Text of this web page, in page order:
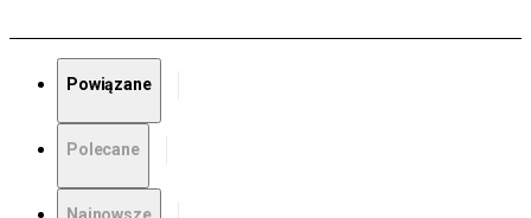
Powiązane
Polecane